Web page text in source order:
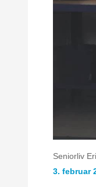
Seniorliv
3. februar